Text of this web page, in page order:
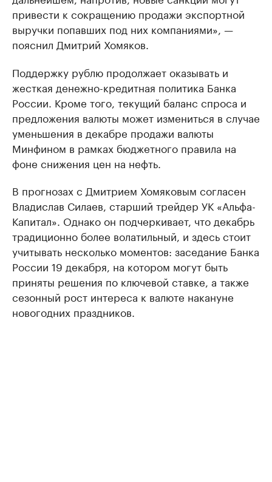
привести к сокращению продажи экспортной
выручки попавших под них компаниями», —
пояснил Дмитрий Хомяков.
Поддержку рублю продолжает оказывать и
жесткая денежно-кредитная политика Банка
России. Кроме того, текущий баланс спроса и
предложения валюты может измениться в случае
уменьшения в декабре продажи валюты
Минфином в рамках бюджетного правила на
фоне снижения цен на нефть.
В прогнозах с Дмитрием Хомяковым согласен
Владислав Силаев, старший трейдер УК «Альфа-
Капитал». Однако он подчеркивает, что декабрь
традиционно более волатильный, и здесь стоит
учитывать несколько моментов: заседание Банка
России 19 декабря, на котором могут быть
приняты решения по ключевой ставке, а также
сезонный рост интереса к валюте накануне
новогодних праздников.